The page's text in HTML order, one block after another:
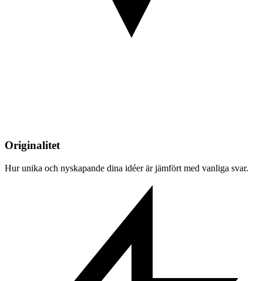
Originalitet
Hur unika och nyskapande dina idéer är jämfört med vanliga svar.